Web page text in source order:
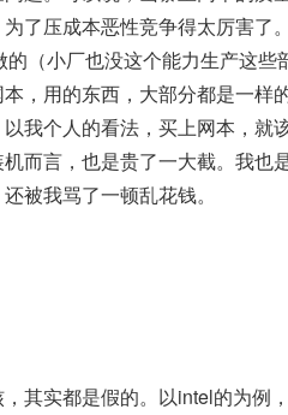
了压成本恶性竞争得太厉害了
（小厂也没这个能力生产这些
，用的东西，大部分都是一样
我个人的看法，买上网本，就
而言，也是贵了一大截。我也
被我骂了一顿乱花钱。
实都是假的。以intel的为例